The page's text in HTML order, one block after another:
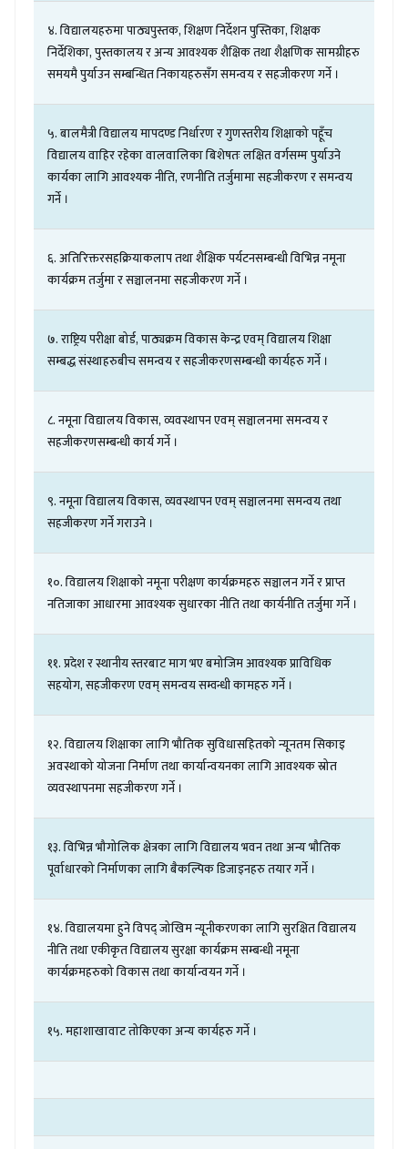
४.विद्यालयहरुमापाठ्यपुस्तक,शिक्षणनिर्देशनपुस्तिका,शिक्षक
निर्देशिका,पुस्तकालयरअन्यआवश्यकशैक्षिकतथाशैक्षणिकसामग्रीहरु
समयमैपुर्याउनसम्बन्धितनिकायहरुसँगसमन्वयरसहजीकरणगर्ने ।
५.बालमैत्रीविद्यालयमापदण्डनिर्धारणरगुणस्तरीयशिक्षाकोपहूँच
विद्यालयवाहिररहेकावालवालिकाबिशेषतःलक्षितवर्गसम्मपुर्याउने
कार्यकालागिआवश्यकनीति,रणनीतितर्जुमामासहजीकरणरसमन्वय
गर्ने ।
६.अतिरिक्तरसहक्रियाकलापतथाशैक्षिकपर्यटनसम्बन्धीविभिन्ननमूना
कार्यक्रमतर्जुमारसञ्चालनमासहजीकरणगर्ने ।
७.राष्ट्रियपरीक्षाबोर्ड,पाठ्यक्रमविकासकेन्द्रएवम्विद्यालयशिक्षा
सम्बद्धसंस्थाहरुबीचसमन्वयरसहजीकरणसम्बन्धीकार्यहरुगर्ने ।
८.नमूनाविद्यालयविकास,व्यवस्थापनएवम्सञ्चालनमासमन्वयर
सहजीकरणसम्बन्धीकार्यगर्ने ।
९.नमूनाविद्यालयविकास,व्यवस्थापनएवम्सञ्चालनमासमन्वयतथा
सहजीकरणगर्नेगराउने ।
१०.विद्यालयशिक्षाकोनमूनापरीक्षणकार्यक्रमहरुसञ्चालनगर्नेरप्राप्त
नतिजाकाआधारमाआवश्यकसुधारकानीतितथाकार्यनीतितर्जुमागर्ने ।
११.प्रदेशरस्थानीयस्तरबाटमागभएबमोजिमआवश्यकप्राविधिक
सहयोग,सहजीकरणएवम्समन्वयसम्वन्धीकामहरुगर्ने ।
१२.विद्यालयशिक्षाकालागिभौतिकसुविधासहितकोन्यूनतमसिकाइ
अवस्थाकोयोजनानिर्माणतथाकार्यान्वयनकालागिआवश्यकस्रोत
व्यवस्थापनमासहजीकरणगर्ने ।
१३.विभिन्नभौगोलिकक्षेत्रकालागिविद्यालयभवनतथाअन्यभौतिक
पूर्वाधारकोनिर्माणकालागिबैकल्पिकडिजाइनहरुतयारगर्ने ।
१४.विद्यालयमाहुनेविपद्जोखिमन्यूनीकरणकालागिसुरक्षितविद्यालय
नीतितथाएकीकृतविद्यालयसुरक्षाकार्यक्रमसम्बन्धीनमूना
कार्यक्रमहरुकोविकासतथाकार्यान्वयनगर्ने ।
१५.महाशाखावाटतोकिएकाअन्यकार्यहरुगर्ने ।